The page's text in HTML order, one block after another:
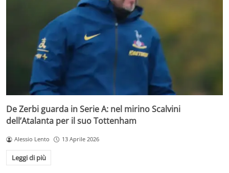
De Zerbi guarda in Serie A: nel mirino Scalvini
dell’Atalanta per il suo Tottenham
Alessio Lento 13 Aprile 2026
Leggi di più